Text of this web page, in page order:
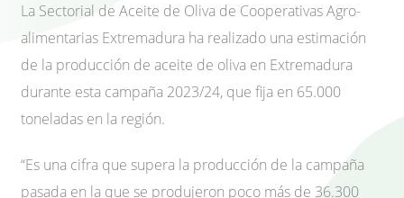
La Sectorial de Aceite de Oliva de Cooperativas Agro-
alimentarias Extremadura ha realizado una estimación
de la producción de aceite de oliva en Extremadura
durante esta campaña 2023/24, que fija en 65.000
toneladas en la región.
“Es una cifra que supera la producción de la campaña
pasada en la que se produjeron poco más de 36.300